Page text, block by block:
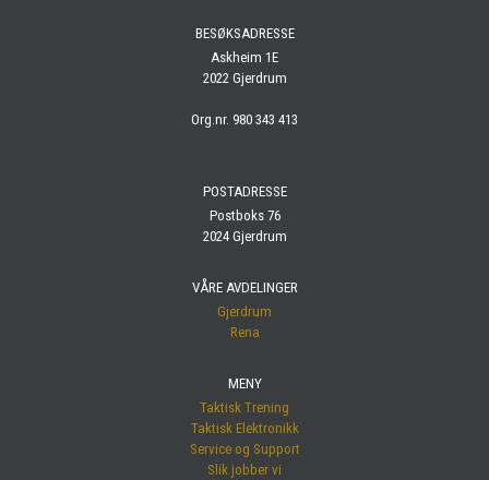
BESØKSADRESSE
Askheim 1E
2022 Gjerdrum
Org.nr. 980 343 413
POSTADRESSE
Postboks 76
2024 Gjerdrum
VÅRE AVDELINGER
Gjerdrum
Rena
MENY
Taktisk Trening
Taktisk Elektronikk
Service og Support
Slik jobber vi